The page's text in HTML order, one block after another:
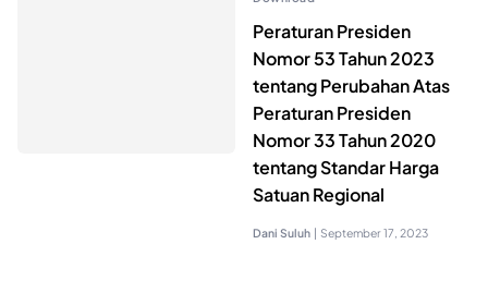
Peraturan Presiden
Nomor 53 Tahun 2023
tentang Perubahan Atas
Peraturan Presiden
Nomor 33 Tahun 2020
tentang Standar Harga
Satuan Regional
Dani Suluh | September 17, 2023